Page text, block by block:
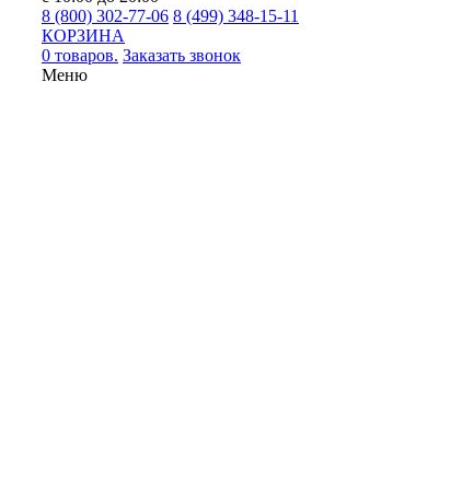
8 (800) 302-77-06 8 (499) 348-15-11
КОРЗИНА
0 товаров. Заказать звонок
Меню